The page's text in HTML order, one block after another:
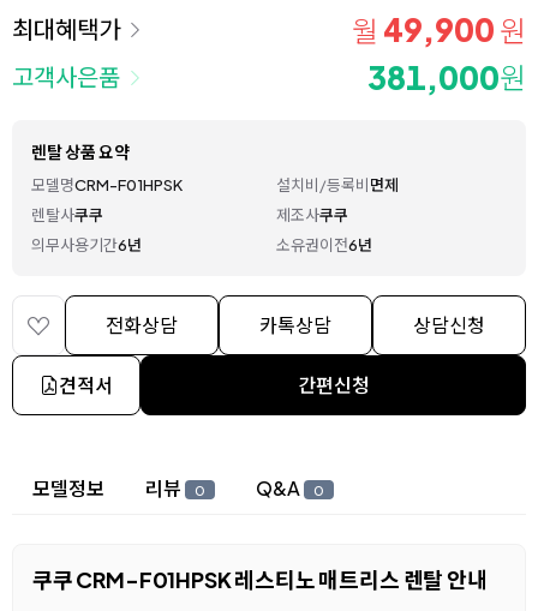
최대혜택가 월 49,900 원
고객사은품 381,000원
렌탈 상품 요약
모델명CRM-F01HPSK 설치비/등록비면제
렌탈사쿠쿠 제조사쿠쿠
의무사용기간6년 소유권이전6년
전화상담 카톡상담 상담신청
견적서 간편신청
상세 정보
모델정보 리뷰 0 Q&A 0
쿠쿠 CRM-F01HPSK 레스티노 매트리스 렌탈 안내